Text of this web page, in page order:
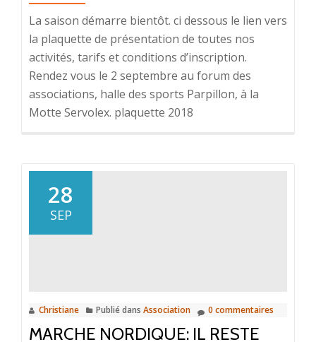
La saison démarre bientôt. ci dessous le lien vers
la plaquette de présentation de toutes nos
activités, tarifs et conditions d’inscription.
Rendez vous le 2 septembre au forum des
associations, halle des sports Parpillon, à la
Motte Servolex. plaquette 2018
28
SEP
Christiane Publié dans Association 0 commentaires
MARCHE NORDIQUE: IL RESTE